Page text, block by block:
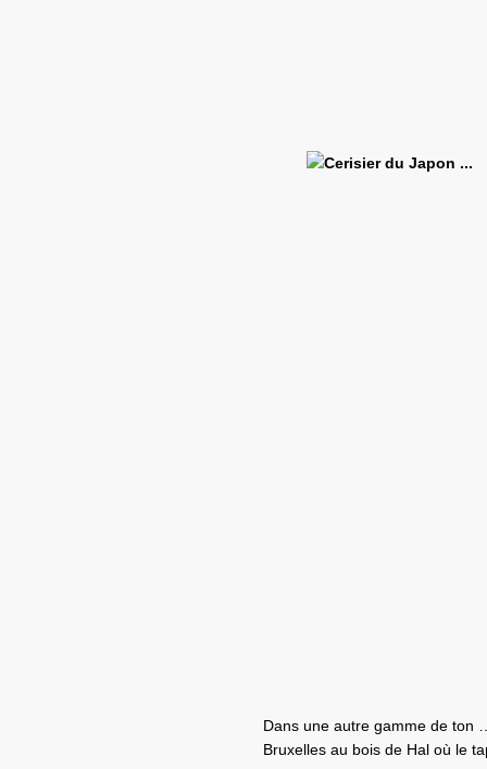
Dans une autre gamme de ton
Bruxelles au bois de Hal où le